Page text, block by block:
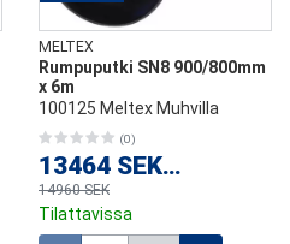
MELTEX
Rumpuputki SN8 900/800mm
x 6m
100125 Meltex Muhvilla
(0)
13464 SEK
/
14960 SEK
Tilattavissa